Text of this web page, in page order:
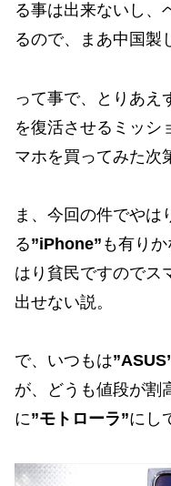
る事は出来ないし、
るので、まあ中国製
って事で、とりあえ
を復活させるミッシ
マホを買ってみた次
ま、今回の件でやは
る”iPhone” も有り
はり貧民ですのでス
出せない説。
で、いつもは
が、どうも値段が割
に”モトローラ”にし